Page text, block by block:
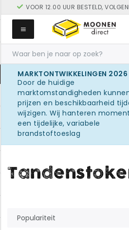
VOOR 12.00 UUR BESTELD,
GRATIS LEVERING
MARKTONTWIKKELINGEN 2026
Door de huidige
marktomstandigheden
prijzen en beschikbaarheid
wijzigen. Wij hanteren
een tijdelijke, variabele
brandstoftoeslag